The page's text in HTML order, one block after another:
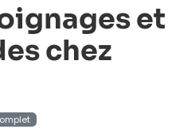
et
chez